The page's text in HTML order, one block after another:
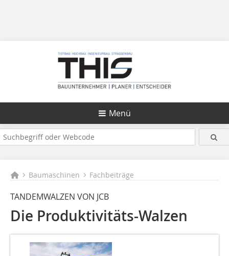
Menü
Baumaschinen Fachbeiträge
TANDEMWALZEN VON JCB
Die Produktivitäts-Walzen